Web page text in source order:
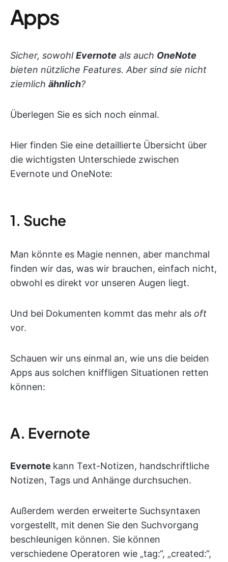
Apps
Sicher, sowohlEvernote als auch OneNote
bieten nützliche Features. Aber sind sie nicht
ziemlich ähnlich?
Überlegen Sie es sich noch einmal.
Hier finden Sie eine detaillierte Übersicht über
die wichtigsten Unterschiede zwischen
Evernote und OneNote:
1. Suche
Man könnte es Magie nennen, aber manchmal
finden wir das, was wir brauchen, einfach nicht,
obwohl es direkt vor unseren Augen liegt.
Und bei Dokumenten kommt das mehr als oft
vor.
Schauen wir uns einmal an, wie uns die beiden
Apps aus solchen kniffligen Situationen retten
können:
A. Evernote
Evernote kann Text-Notizen, handschriftliche
Notizen, Tags und Anhänge durchsuchen.
Außerdem werden erweiterte Suchsyntaxen
vorgestellt, mit denen Sie den Suchvorgang
beschleunigen können. Sie können
verschiedene Operatoren wie „tag:“, „created:“,